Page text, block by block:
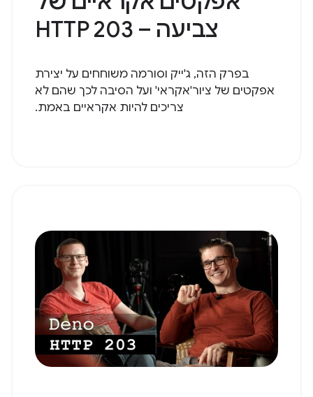
צביעה – HTTP 203
בפרק הזה, ג'ייק וסורמה משוחחים על יצירת
אפקטים של ציור'אקראי' ועל הסיבה לכך שהם לא
צריכים להיות אקראיים באמת.